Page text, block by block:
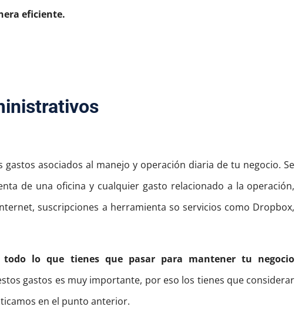
eficiente.
gastos asociados al manejo y operación diaria de tu negocio.Se
de una oficina y cualquier gasto relacionado a la operación,
suscripciones a herramienta so servicios como Dropbox,
todo lo que tienes que pasar para mantener tu negocio
gastos es muy importante, por eso los tienes que considerar
en el punto anterior.